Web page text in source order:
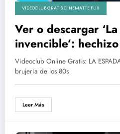
VIDEOCLUB GRATIS CINEMATTE FLIX
Ver o descargar
invencible’:
piedra y gloria
encantado
Videoclub Online Gratis: LA
brujeria de los 80s
Leer Más